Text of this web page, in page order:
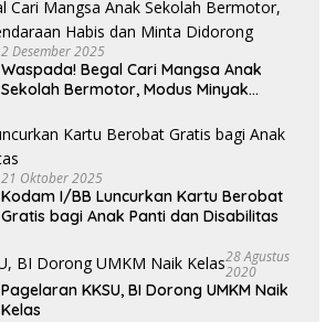
2 Desember 2025
Waspada! Begal Cari Mangsa Anak
Sekolah Bermotor, Modus Minyak
21 Oktober 2025
Kodam I/BB Luncurkan Kartu Berobat
Gratis bagi Anak Panti dan Disabilitas
28 Agustus
2020
Pagelaran KKSU, BI Dorong UMKM Naik
Kelas